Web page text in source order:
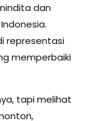
dan
representasi
memperbaiki
tapi melihat